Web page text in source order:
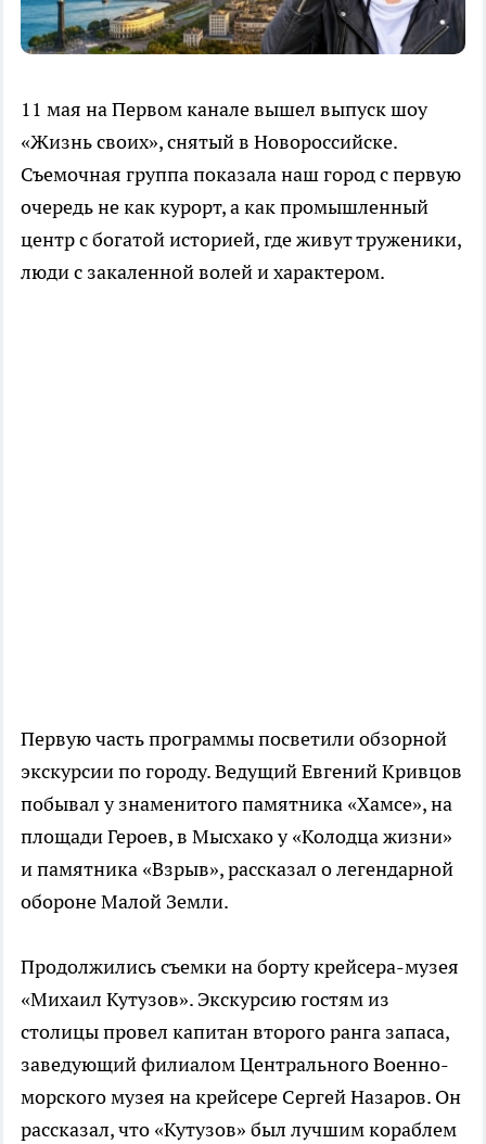
11 мая на Первом канале вышел выпуск шоу
«Жизнь своих», снятый в Новороссийске.
Съемочная группа показала наш город с первую
очередь не как курорт, а как промышленный
центр с богатой историей, где живут труженики,
люди с закаленной волей и характером.
Первую часть программы посветили обзорной
экскурсии по городу. Ведущий Евгений Кривцов
побывал у знаменитого памятника «Хамсе», на
площади Героев, в Мысхако у «Колодца жизни»
и памятника «Взрыв», рассказал о легендарной
обороне Малой Земли.
Продолжились съемки на борту крейсера-музея
«Михаил Кутузов». Экскурсию гостям из
столицы провел капитан второго ранга запаса,
заведующий филиалом Центрального Военно-
морского музея на крейсере Сергей Назаров. Он
рассказал, что «Кутузов» был лучшим кораблем